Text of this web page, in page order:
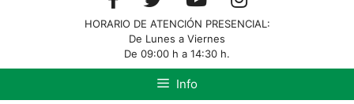
HORARIO DE ATENCIÓN PRESENCIAL:
De Lunes a Viernes
De 09:00 h a 14:30 h.
Info